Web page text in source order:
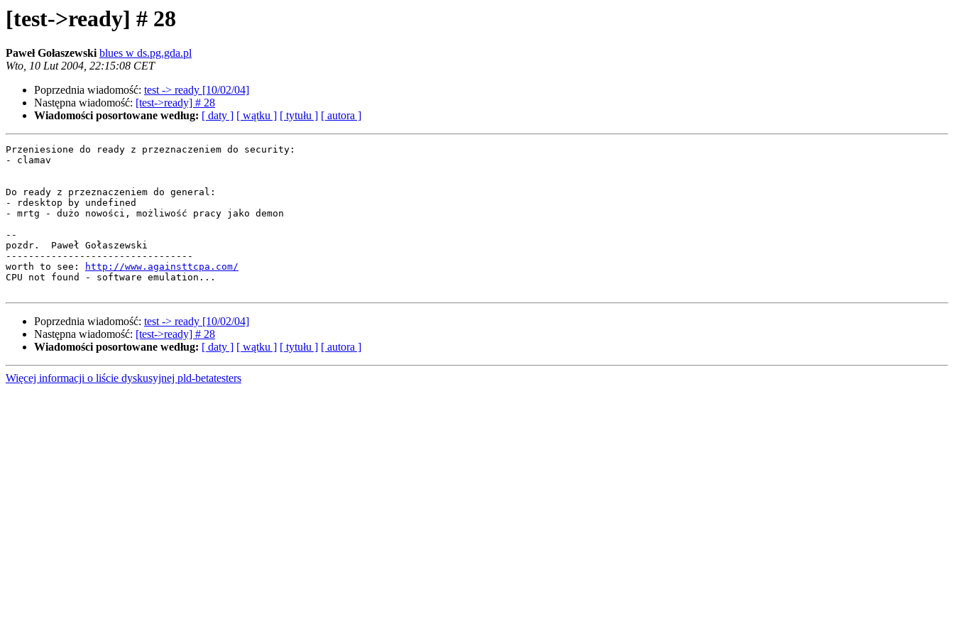
[test->ready] # 28
Paweł Gołaszewski blues w ds.pg.gda.pl
Wto, 10 Lut 2004, 22:15:08 CET
Poprzednia wiadomość: test -> ready [10/02/04]
Następna wiadomość: [test->ready] # 28
Wiadomości posortowane według: [ daty ] [ wątku ] [ tytułu ] [ autora ]
Przeniesione do ready z przeznaczeniem do security:
- clamav
Do ready z przeznaczeniem do general:
- rdesktop by undefined
- mrtg - dużo nowości, możliwość pracy jako demon
--
pozdr.  Paweł Gołaszewski
---------------------------------
worth to see:
http://www.againsttcpa.com/
CPU not found - software emulation...
Poprzednia wiadomość: test -> ready [10/02/04]
Następna wiadomość: [test->ready] # 28
Wiadomości posortowane według: [ daty ] [ wątku ] [ tytułu ] [ autora ]
Więcej informacji o liście dyskusyjnej pld-betatesters